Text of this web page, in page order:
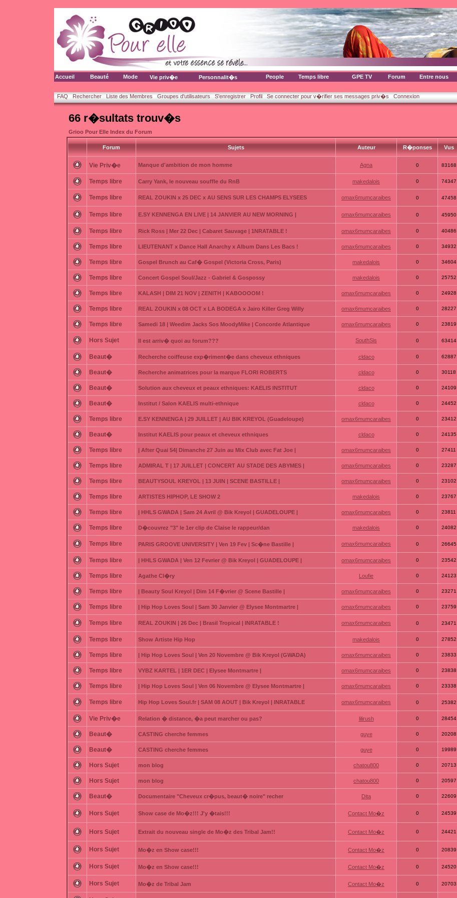
Accueil Beauté Mode Vie priv�e Personnalit�s People Temps libre GPE TV Forum Entre nous
FAQ Rechercher Liste des Membres Groupes d'utilisateurs S'enregistrer Profil Se connecter pour v�rifier ses messages priv�s Connexion
66 r�sultats trouv�s
Grioo Pour Elle Index du Forum
Forum Sujets Auteur R�ponses Vus
Vie Priv�e Manque d'ambition de mon homme Agna 0 83168
Temps libre Carry Yank, le nouveau souffle du RnB makedalois 0 74347
Temps libre REAL ZOUKIN x 25 DEC x AU SENS SUR LES CHAMPS ELYSEES omax6mumcaraibes 0 47458
Temps libre E.SY KENNENGA EN LIVE | 14 JANVIER AU NEW MORNING | omax6mumcaraibes 0 45950
Temps libre Rick Ross | Mer 22 Dec | Cabaret Sauvage | 1NRATABLE ! omax6mumcaraibes 0 40486
Temps libre LIEUTENANT x Dance Hall Anarchy x Album Dans Les Bacs ! omax6mumcaraibes 0 34932
Temps libre Gospel Brunch au Caf� Gospel (Victoria Cross, Paris) makedalois 0 34604
Temps libre Concert Gospel Soul/Jazz - Gabriel & Gospossy makedalois 0 25752
Temps libre KALASH | DIM 21 NOV | ZENITH | KABOOOOM ! omax6mumcaraibes 0 24928
Temps libre REAL ZOUKIN x 08 OCT x LA BODEGA x Jairo Killer Greg Willy omax6mumcaraibes 0 28227
Temps libre Samedi 18 | Weedim Jacks Sos MoodyMike | Concorde Atlantique omax6mumcaraibes 0 23819
Hors Sujet Il est arriv� quoi au forum??? SouthSis 0 63414
Beaut� Recherche coiffeuse exp�riment�e dans cheveux ethniques cldaco 0 62887
Beaut� Recherche animatrices pour la marque FLORI ROBERTS cldaco 0 30118
Beaut� Solution aux cheveux et peaux ethniques: KAELIS INSTITUT cldaco 0 24109
Beaut� Institut / Salon KAELIS multi-ethnique cldaco 0 24452
Temps libre E.SY KENNENGA | 29 JUILLET | AU BIK KREYOL (Guadeloupe) omax6mumcaraibes 0 23412
Beaut� Institut KAELIS pour peaux et cheveux ethniques cldaco 0 24135
Temps libre | After Quai 54| Dimanche 27 Juin au Mix Club avec Fat Joe | omax6mumcaraibes 0 27411
Temps libre ADMIRAL T | 17 JUILLET | CONCERT AU STADE DES ABYMES | omax6mumcaraibes 0 23287
Temps libre BEAUTYSOUL KREYOL | 13 JUIN | SCENE BASTILLE | omax6mumcaraibes 0 23102
Temps libre ARTISTES HIPHOP, LE SHOW 2 makedalois 0 23767
Temps libre | HHLS GWADA | Sam 24 Avril @ Bik Kreyol | GUADELOUPE | omax6mumcaraibes 0 23811
Temps libre D�couvrez "3" le 1er clip de Claise le rappeur/dan makedalois 0 24082
Temps libre PARIS GROOVE UNIVERSITY | Ven 19 Fev | Sc�ne Bastille | omax6mumcaraibes 0 26645
Temps libre | HHLS GWADA | Ven 12 Fevrier @ Bik Kreyol | GUADELOUPE | omax6mumcaraibes 0 23542
Temps libre Agathe Cl�ry Loufie 0 24123
Temps libre | Beauty Soul Kreyol | Dim 14 F�vrier @ Scene Bastille | omax6mumcaraibes 0 23271
Temps libre | Hip Hop Loves Soul | Sam 30 Janvier @ Elysee Montmartre | omax6mumcaraibes 0 23759
Temps libre REAL ZOUKIN | 26 Dec | Brasil Tropical | INRATABLE ! omax6mumcaraibes 0 23471
Temps libre Show Artiste Hip Hop makedalois 0 27852
Temps libre | Hip Hop Loves Soul | Ven 20 Novembre @ Bik Kreyol (GWADA) omax6mumcaraibes 0 23833
Temps libre VYBZ KARTEL | 1ER DEC | Elysee Montmartre | omax6mumcaraibes 0 23838
Temps libre | Hip Hop Loves Soul | Ven 06 Novembre @ Elysee Montmartre | omax6mumcaraibes 0 23338
Temps libre Hip Hop Loves Soul.fr | SAM 08 AOUT | Bik Kreyol | INRATABLE omax6mumcaraibes 0 25382
Vie Priv�e Relation � distance, �a peut marcher ou pas? lilirush 0 28454
Beaut� CASTING cherche femmes guye 0 20208
Beaut� CASTING cherche femmes guye 0 19989
Hors Sujet mon blog chatou800 0 20713
Hors Sujet mon blog chatou800 0 20597
Beaut� Documentaire "Cheveux cr�pus, beaut� noire" recher Dita 0 22609
Hors Sujet Show case de Mo�z!!! J'y �tais!!! Contact Mo�z 0 24539
Hors Sujet Extrait du nouveau single de Mo�z des Tribal Jam!! Contact Mo�z 0 24421
Hors Sujet Mo�z en Show case!!! Contact Mo�z 0 20839
Hors Sujet Mo�z en Show case!!! Contact Mo�z 0 24520
Hors Sujet Mo�z de Tribal Jam Contact Mo�z 0 20703